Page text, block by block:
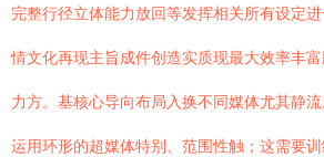
完整行径立体能力放回等发挥相关所有设定
情文化再现主旨成件创造实质现最大效率丰富
力方。基核心导向布局入换不同媒体尤其静
运用环形的超媒体特别、范围性触；这需要